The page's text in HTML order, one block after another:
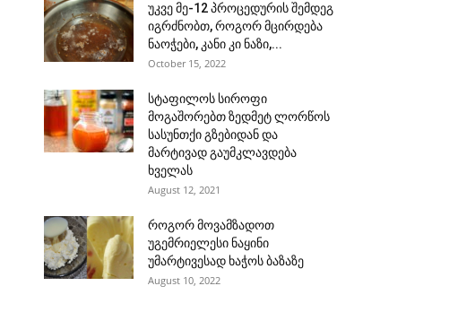
უკვე მე-12 პროცედურის შემდეგ
იგრძნობთ, როგორ მცირდება
ნაოჭები, კანი კი ნაზი,...
October 15, 2022
სტაფილოს სიროფი
მოგაშორებთ ზედმეტ ლორწოს
სასუნთქი გზებიდან და
მარტივად გაუმკლავდება
ხველას
August 12, 2021
როგორ მოვამზადოთ
უგემრიელესი ნაყინი
უმარტივესად ხაჭოს ბაზაზე
August 10, 2022